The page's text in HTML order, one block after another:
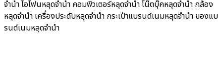
จำนำ ไอโฟนหลุดจำนำ คอมพิวเตอร์หลุดจำนำ โน๊ตบุ๊คหลุดจำนำ กล้อง
หลุดจำนำ เครื่องประดับหลุดจำนำ กระเป๋าแบรนด์เนมหลุดจำนำ ของแบ
รนด์เนมหลุดจำนำ